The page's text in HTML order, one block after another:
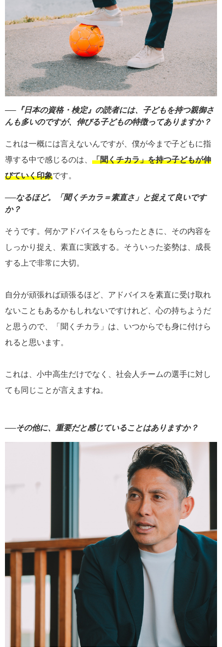
──『日本の資格・検定』の読者には、子どもを持つ親御さ
んも多いのですが、伸びる子どもの特徴ってありますか？
これは一概には言えないんですが、僕が今まで子どもに指
導する中で感じるのは、 「聞くチカラ」を持つ子どもが伸
びていく印象です。
──なるほど。「聞くチカラ＝素直さ」と捉えて良いです
か？
そうです。何かアドバイスをもらったときに、その内容を
しっかり捉え、素直に実践する。そういった姿勢は、成長
する上で非常に大切。
自分が頑張れば頑張るほど、アドバイスを素直に受け取れ
ないこともあるかもしれないですけれど、心の持ちようだ
と思うので、「聞くチカラ」は、いつからでも身に付けら
れると思います。
これは、小中高生だけでなく、社会人チームの選手に対し
ても同じことが言えますね。
──その他に、重要だと感じていることはありますか？